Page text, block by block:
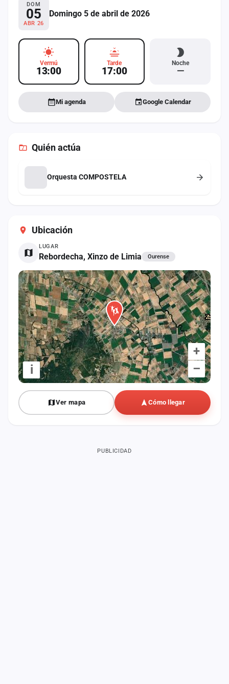
Ubicación
LUGAR
Rebordecha, Xinzo de Limia Ourense
+
–
i
Ver mapa Cómo llegar
DOM
05
ABR 26
Domingo 5 de abril de 2026
Vermú
13:00
Tarde
17:00
Noche
—
Mi agenda Google Calendar
Quién actúa
Orquesta COMPOSTELA
PUBLICIDAD
Contacto